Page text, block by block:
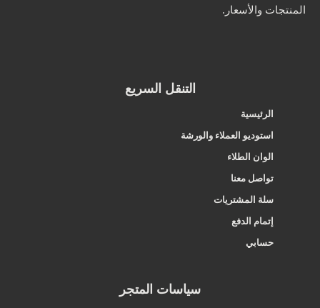
المنتجات والأسعار.
التنقل السريع
الرئيسية
استوديو العملاء والورشة
الوان الطلاء
تواصل معنا
سلة المشتريات
إتمام الدفع
حسابي
سياسات المتجر